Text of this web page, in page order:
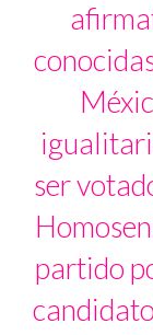
ser
partido